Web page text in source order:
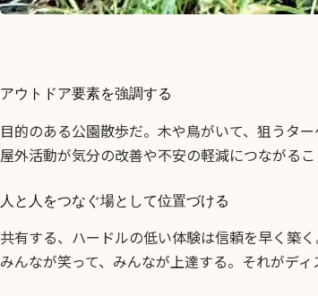
アウトドア要素を強調する
目的のある公園散歩だ。木や鳥がいて、狙うタ
屋外活動が気分の改善や不安の軽減につながるこ
人と人をつなぐ場として位置づける
共有する、ハードルの低い体験は信頼を早く築
みんなが笑って、みんなが上達する。それがデ